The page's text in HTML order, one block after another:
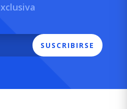
SUSCRIBIRSE